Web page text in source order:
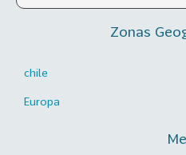
Zonas
chile
Europa